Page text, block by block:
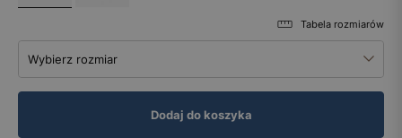
Tabela rozmiarów
Wybierz rozmiar
Dodaj do koszyka